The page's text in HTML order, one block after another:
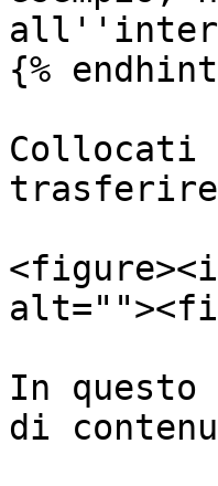
{%
Collocati
In
di